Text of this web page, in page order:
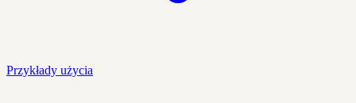
Przykłady użycia